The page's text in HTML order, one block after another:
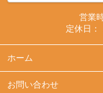
営業
定休日：
ホーム
お問い合わせ